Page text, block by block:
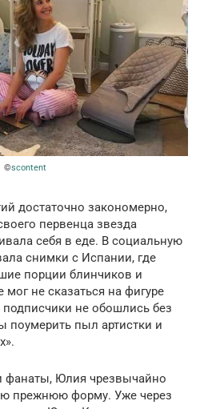
©scontent
достаточно закономерно,
первенца звезда
себя в еде. В социальную
снимки с Испании, где
порции блинчиков и
не сказаться на фигуре
не обошлись без
поумерить пыл артистки и
фанаты, Юлия чрезвычайно
прежнюю форму. Уже через